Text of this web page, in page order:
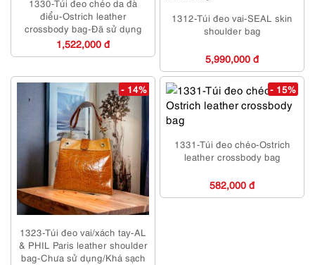
1330-Túi đeo chéo da đà
điểu-Ostrich leather
crossbody bag-Đã sử dụng
1,522,000 đ
1312-Túi đeo vai-SEAL skin
shoulder bag
5,990,000 đ
- 14%
1323-Túi đeo vai/xách tay-AL
& PHIL Paris leather shoulder
bag-Chưa sử dụng/Khá sạch
- 15%
1331-Túi đeo chéo-Ostrich
leather crossbody bag
582,000 đ